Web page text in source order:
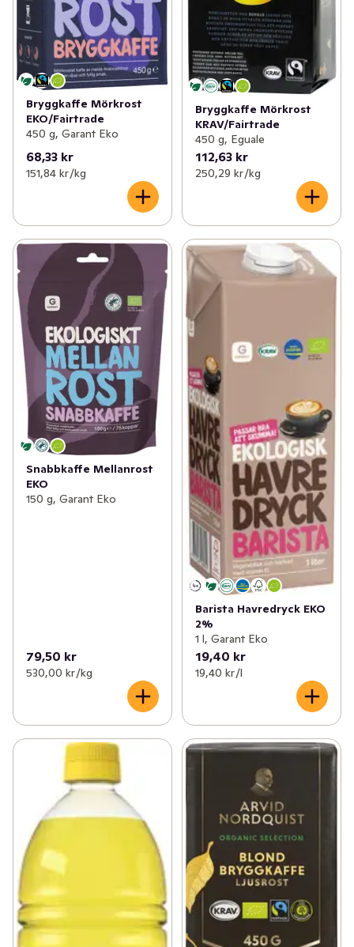
Bryggkaffe Mörkrost
EKO/Fairtrade
450 g, Garant Eko
68,33 kr
151,84 kr /kg
Bryggkaffe Mörkrost
KRAV/Fairtrade
450 g, Eguale
112,63 kr
250,29 kr /kg
Snabbkaffe Mellanrost
EKO
150 g, Garant Eko
79,50 kr
530,00 kr /kg
Barista Havredryck EKO
2%
1 l, Garant Eko
19,40 kr
19,40 kr /l